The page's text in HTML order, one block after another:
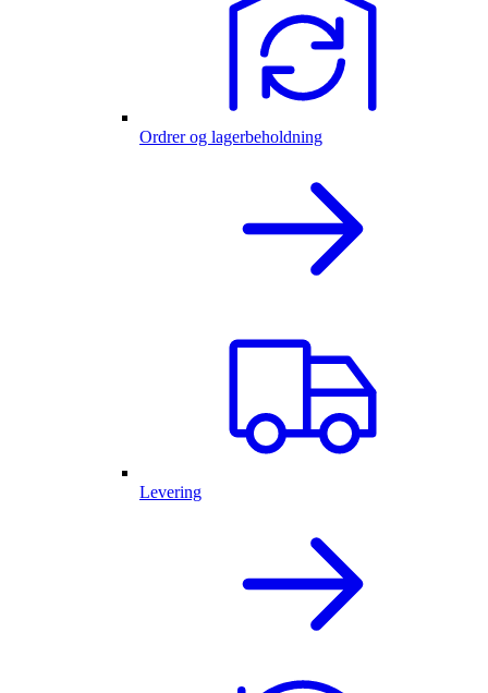
Ordrer og lagerbeholdning
Levering